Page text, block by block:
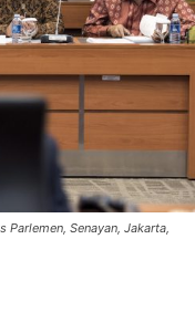
Parlemen, Senayan, Jakarta,